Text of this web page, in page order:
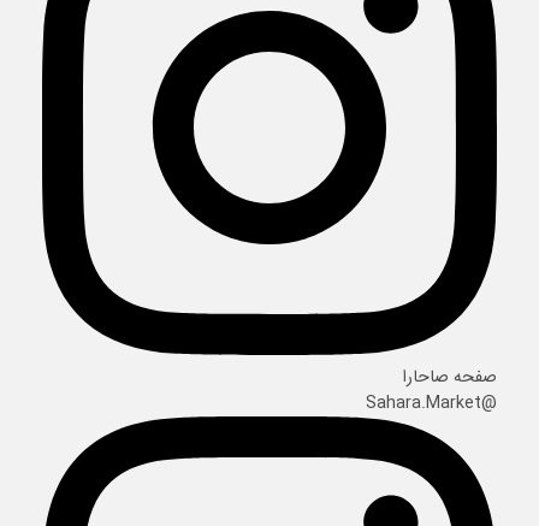
صفحه صاحارا
@Sahara.Market